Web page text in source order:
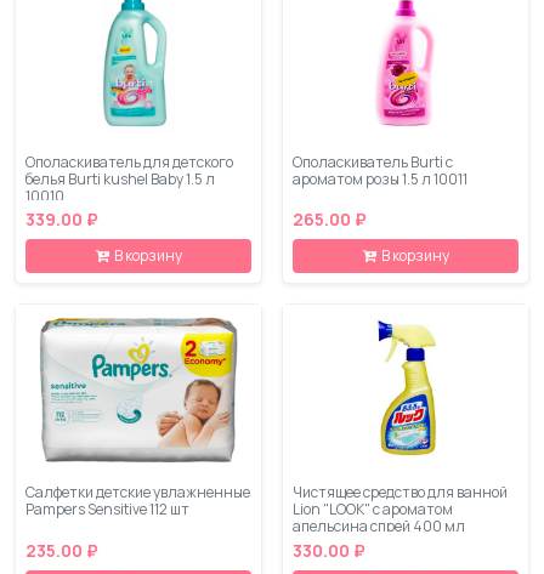
Ополаскиватель для детского
белья Burti kushel Baby 1.5 л
10010
339.00 ₽
В корзину
Ополаскиватель Burti с
ароматом розы 1.5 л 10011
265.00 ₽
В корзину
Салфетки детские увлажненные
Pampers Sensitive 112 шт
235.00 ₽
Чистящее средство для ванной
Lion "LOOK" с ароматом
апельсина спрей 400 мл
330.00 ₽